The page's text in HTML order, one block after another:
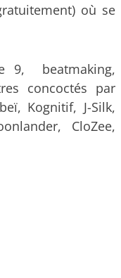
où se
9, beatmaking,
concoctés par
Kognitif, J-Silk,
CloZee,